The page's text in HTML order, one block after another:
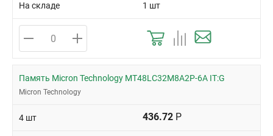
На складе 1 шт
Память Micron Technology MT48LC32M8A2P-6A IT:G
Micron Technology
4 шт 436.72 Р